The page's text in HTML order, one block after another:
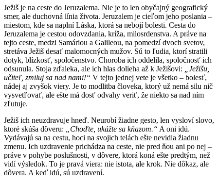
Ježiš je na ceste do Jeruzalema. Nie je to len obyčajný geografický
smer, ale duchovná línia života. Jeruzalem je cieľom jeho poslania –
miestom, kde sa naplní Láska, ktorá sa nebojí bolesti. Cesta do
Jeruzalema je cestou odovzdania, kríža, milosrdenstva. A práve na
tejto ceste, medzi Samáriou a Galileou, na pomedzí dvoch svetov,
stretáva Ježiš desať malomocných mužov. Sú to ľudia, ktorí stratili
dotyk, blízkosť, spoločenstvo. Choroba ich oddelila, spoločnosť ich
odsunula. Stoja zďaleka, ale ich hlas dolieha až k Ježišovi:
„Ježišu,
učiteľ, zmiluj sa nad nami!“ V tejto jednej vete je všetko – bolesť,
nádej aj zvyšok viery. Je to modlitba človeka, ktorý už nemá silu nič
vysvetľovať, ale ešte má dosť odvahy veriť, že niekto sa nad ním
zľutuje.
Ježiš ich neuzdravuje hneď. Neurobí žiadne gesto, len vysloví slovo,
ktoré skúša dôveru:
„Choďte, ukážte sa kňazom.“ A oni idú.
Vydávajú sa na cestu, hoci na svojich telách ešte nevidia žiadnu
zmenu. Ich uzdravenie prichádza na ceste, nie pred ňou ani po nej –
práve v pohybe poslušnosti, v dôvere, ktorá koná ešte predtým, než
vidí výsledok. To je pravá viera: nie istota, ale krok. Nie dôkaz, ale
dôvera. A keď idú, sú uzdravení.